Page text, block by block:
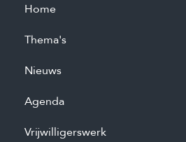
Home
Thema's
Nieuws
Agenda
Vrijwilligerswerk